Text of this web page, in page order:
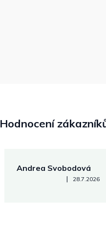
Hodnocení
Andrea Svobodová
Hodnocení obchodu je 5 z
| 28.7.2026